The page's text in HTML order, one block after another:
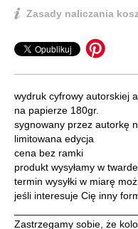
Zasady naliczania
wydruk cyfrowy autorskiej
na papierze 180gr.
sygnowany przez autorkę
limitowana edycja
cena bez ramki
produkt wysyłamy w
termin wysyłki w miarę
jeśli interesuje Cię inny
Zastrzegamy sobie, że